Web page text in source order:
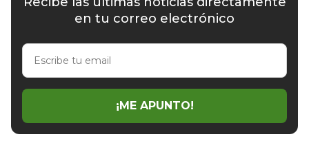
en tu correo electrónico
Escribe
email
¡ME APUNTO!